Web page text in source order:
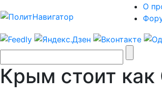
О
Крым стоит